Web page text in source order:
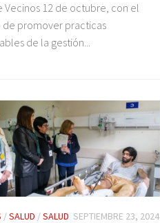
Vecinos 12 de octubre, con el
promover practicas
de la gestión...
/SALUD /SALUD SEPTIEMBRE 23, 2024